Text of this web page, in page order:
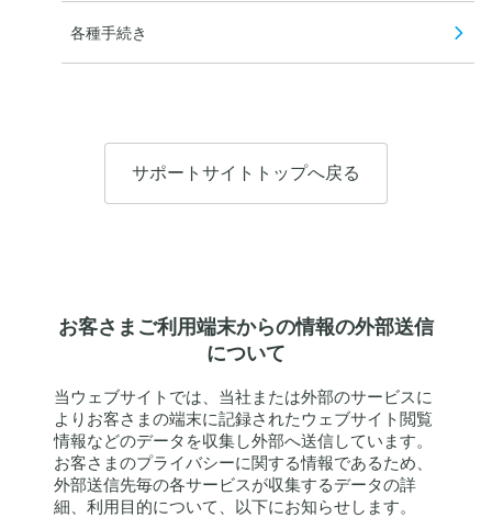
各種手続き
サポートサイトトップへ戻る
お客さまご利用端末からの情報の外部送信
について
当ウェブサイトでは、当社または外部のサービスに
よりお客さまの端末に記録されたウェブサイト閲覧
情報などのデータを収集し外部へ送信しています。
お客さまのプライバシーに関する情報であるため、
外部送信先毎の各サービスが収集するデータの詳
細、利用目的について、以下にお知らせします。